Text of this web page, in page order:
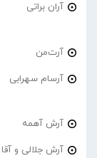
آران براتی
آرت‌من
آرسام سهرابی
آرش آهمه
آرش جلالی و آقا